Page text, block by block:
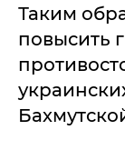
Таким
повысить